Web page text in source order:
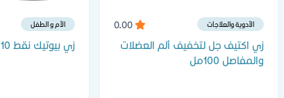
الأدوية والعلاجات
زي اكتيف جل لتخفيف ألم العضلات
والمفاصل 100مل
الأم و الطفل
زي بيوتيك نقط 10 ملي